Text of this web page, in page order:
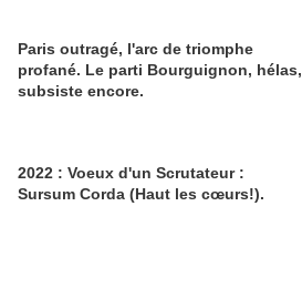
Paris outragé, l'arc de triomphe
profané. Le parti Bourguignon, hélas,
subsiste encore.
2022 : Voeux d'un Scrutateur :
Sursum Corda (Haut les cœurs!).